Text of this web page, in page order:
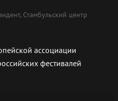
Стамбульский центр
ассоциации
фестивалей